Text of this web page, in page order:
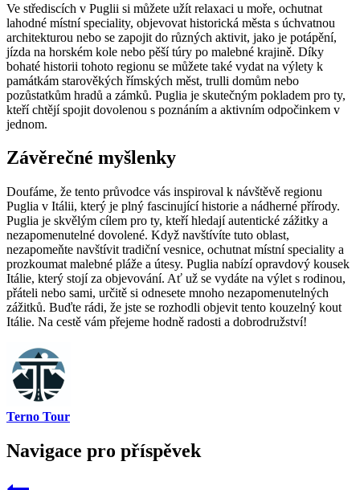
Ve střediscích v Puglii si můžete užít relaxaci u moře, ochutnat
lahodné místní speciality, objevovat historická města s úchvatnou
architekturou nebo se zapojit do různých aktivit, jako je potápění,
jízda na horském kole nebo pěší túry po malebné krajině. Díky
bohaté historii tohoto regionu se můžete také vydat na výlety k
památkám starověkých římských měst, trulli domům nebo
pozůstatkům hradů a zámků. Puglia je skutečným pokladem pro ty,
kteří chtějí spojit dovolenou s poznáním a aktivním odpočinkem v
jednom.
Závěrečné myšlenky
Doufáme, že tento průvodce vás inspiroval k návštěvě regionu
Puglia v Itálii, který je plný fascinující historie a nádherné přírody.
Puglia je skvělým cílem pro ty, kteří hledají autentické zážitky a
nezapomenutelné dovolené. Když navštívíte tuto oblast,
nezapomeňte navštívit tradiční vesnice, ochutnat místní speciality a
prozkoumat malebné pláže a útesy. Puglia nabízí opravdový kousek
Itálie, který stojí za objevování. Ať už se vydáte na výlet s rodinou,
přáteli nebo sami, určitě si odnesete mnoho nezapomenutelných
zážitků. Buďte rádi, že jste se rozhodli objevit tento kouzelný kout
Itálie. Na cestě vám přejeme hodně radosti a dobrodružství!
Terno Tour
Navigace pro příspěvek